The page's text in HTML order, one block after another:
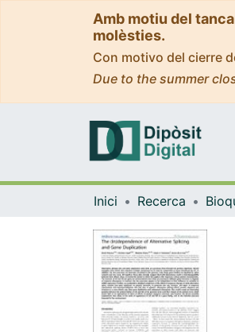
Amb motiu del
molèsties.
Con motivo del cierre
Due to the summer
Inici Recerca